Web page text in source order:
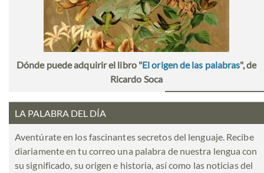
Dónde puede adquirir el libro "El origen de las palabras", de
Ricardo Soca
LA PALABRA DEL DÍA
Aventúrate en los fascinantes secretos del lenguaje. Recibe
diariamente en tu correo una palabra de nuestra lengua con
su significado, su origen e historia, así como las noticias del